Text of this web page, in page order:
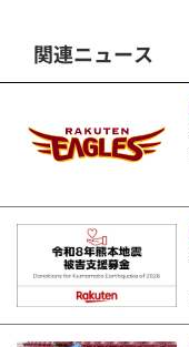
関連ニュース